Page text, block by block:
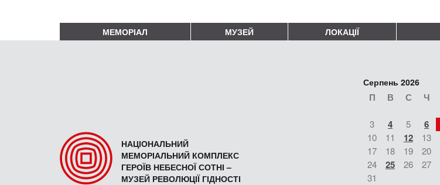
МЕМОРІАЛ МУЗЕЙ ЛОКАЦІЇ
НАЦІОНАЛЬНИЙ
МЕМОРІАЛЬНИЙ КОМПЛЕКС
ГЕРОЇВ НЕБЕСНОЇ СОТНІ –
МУЗЕЙ РЕВОЛЮЦІЇ ГІДНОСТІ
Серпень 2026
П В С Ч
3 4 5 6
10
11 12 13
17
18 19 20
24
25 26 27
31